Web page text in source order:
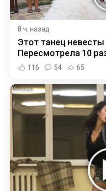
8 ч. назад
Этот танец невесты
Пересмотрела 10
116 54 65